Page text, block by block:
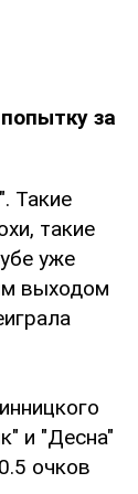
за
Такие
такие
уже
выходом
и "Десна"
очков